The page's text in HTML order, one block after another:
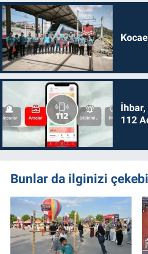
İhbar,
112
Bunlar da ilginizi